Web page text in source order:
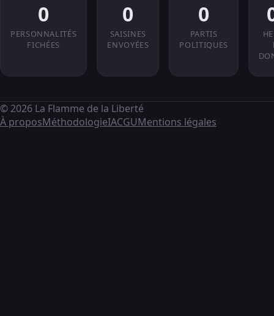
0
PERSONNALITÉS
FICHÉES
0
SAISINES
ENVOYÉES
0
PARTIS
POLITIQUES
© 2026 La Flamme de la Liberté
À proposMéthodologieIACGUMentions légales